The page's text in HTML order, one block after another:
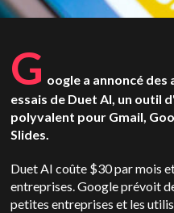
G oogle a annoncé
essais de Duet AI, un outil
polyvalent pour Gmail,
Slides.
Duet AI coûte $30 par mois
entreprises. Google prévoit
petites entreprises et les